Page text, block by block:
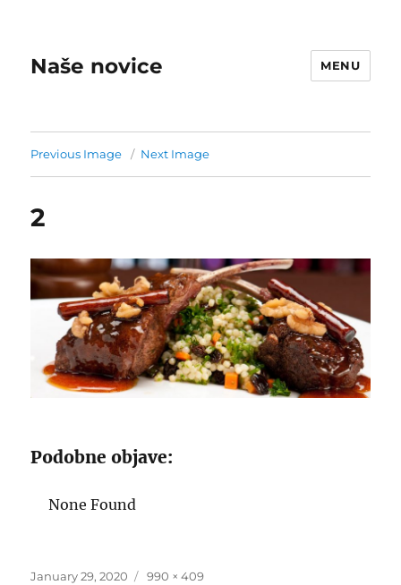
Naše novice MENU
Previous Image Next Image
2
Podobne objave:
None Found
Posted
January 29, 2020
Full
990 × 409